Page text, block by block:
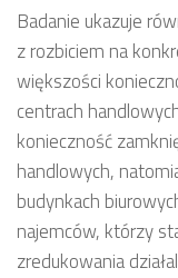
Badanie ukazuje
z rozbiciem na
większości
centrach
konieczność
handlowych,
budynkach
najemców, którzy
zredukowania